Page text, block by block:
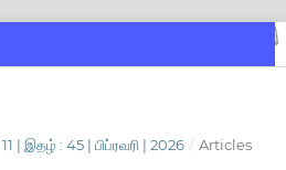
| இதழ் : 45 | பிப்ரவரி | 2026 / Articles